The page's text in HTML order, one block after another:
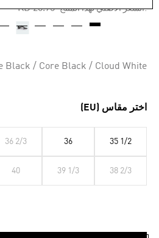
:السعر الأصلي لهذا المنتج from
KD 20.75
to
Black / Core Black / Cloud White
اختر مقاس (EU)
35 1/2
36
36 2/3
38 2/3
39 1/3
40